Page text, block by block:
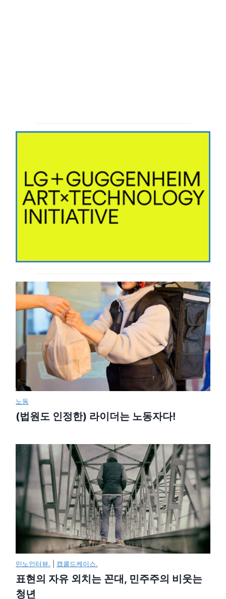
노동
(법원도 인정한) 라이더는 노동자다!
민노인터뷰. 캡콜드케이스.
표현의 자유 외치는 꼰대, 민주주의 비웃는
청년